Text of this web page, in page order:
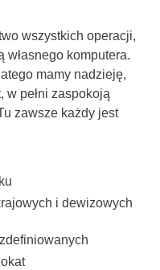
wszystkich operacji,
własnego komputera.
mamy nadzieję,
w pełni zaspokoją
zawsze każdy jest
i dewizowych